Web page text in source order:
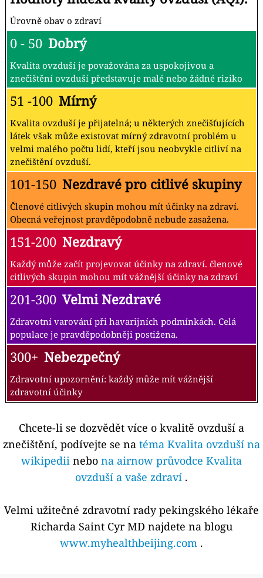
Úrovně obav o zdraví
0 - 50 Dobrý
Kvalita ovzduší je považována za uspokojivou a
znečištění ovzduší představuje malé nebo žádné riziko
51 -100 Mírný
Kvalita ovzduší je přijatelná; u některých znečišťujících
látek však může existovat mírný zdravotní problém u
velmi malého počtu lidí, kteří jsou neobvykle citliví na
znečištění ovzduší.
101-150 Nezdravé pro citlivé skupiny
Členové citlivých skupin mohou mít účinky na zdraví.
Obecná veřejnost pravděpodobně nebude zasažena.
151-200 Nezdravý
Každý může začít projevovat účinky na zdraví. členové
citlivých skupin mohou mít vážnější účinky na zdraví
201-300 Velmi Nezdravé
Zdravotní varování při havarijních podmínkách. Celá
populace je pravděpodobněji postižena.
300+ Nebezpečný
Zdravotní upozornění: každý může mít vážnější
zdravotní účinky
Chcete-li se dozvědět více o kvalitě ovzduší a
znečištění, podívejte se na téma Kvalita ovzduší na
wikipedii nebo na airnow průvodce Kvalita
ovzduší a vaše zdraví .
Velmi užitečné zdravotní rady pekingského lékaře
Richarda Saint Cyr MD najdete na blogu
www.myhealthbeijing.com .